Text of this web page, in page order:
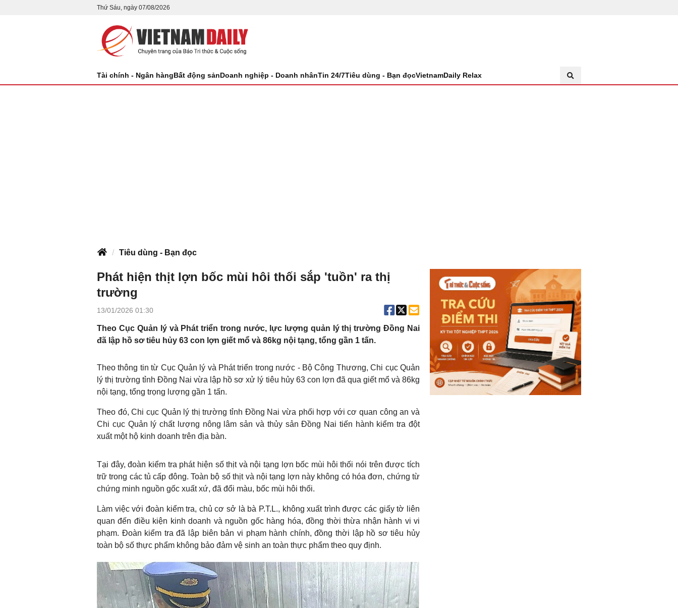
Thứ Sáu, ngày 07/08/2026
Tài chính - Ngân hàngBất động sảnDoanh nghiệp - Doanh nhânTin 24/7Tiêu dùng - Bạn đọcVietnamDaily Relax
Tiêu dùng - Bạn đọc
Phát hiện thịt lợn bốc mùi hôi thối sắp 'tuồn' ra thị
trường
13/01/2026 01:30
Theo Cục Quản lý và Phát triển trong nước, lực lượng quản lý thị trường Đồng Nai
đã lập hồ sơ tiêu hủy 63 con lợn giết mổ và 86kg nội tạng, tổng gần 1 tấn.
Theo thông tin từ Cục Quản lý và Phát triển trong nước - Bộ Công Thương, Chi cục Quản
lý thị trường tỉnh Đồng Nai vừa lập hồ sơ xử lý tiêu hủy 63 con lợn đã qua giết mổ và 86kg
nội tạng, tổng trọng lượng gần 1 tấn.
Theo đó, Chi cục Quản lý thị trường tỉnh Đồng Nai vừa phối hợp với cơ quan công an và
Chi cục Quản lý chất lượng nông lâm sản và thủy sản Đồng Nai tiến hành kiểm tra đột
xuất một hộ kinh doanh trên địa bàn.
Tại đây, đoàn kiểm tra phát hiện số thịt và nội tạng lợn bốc mùi hôi thối nói trên được tích
trữ trong các tủ cấp đông. Toàn bộ số thịt và nội tạng lợn này không có hóa đơn, chứng từ
chứng minh nguồn gốc xuất xứ, đã đổi màu, bốc mùi hôi thối.
Làm việc với đoàn kiểm tra, chủ cơ sở là bà P.T.L., không xuất trình được các giấy tờ liên
quan đến điều kiện kinh doanh và nguồn gốc hàng hóa, đồng thời thừa nhận hành vi vi
phạm. Đoàn kiểm tra đã lập biên bản vi phạm hành chính, đồng thời lập hồ sơ tiêu hủy
toàn bộ số thực phẩm không bảo đảm vệ sinh an toàn thực phẩm theo quy định.